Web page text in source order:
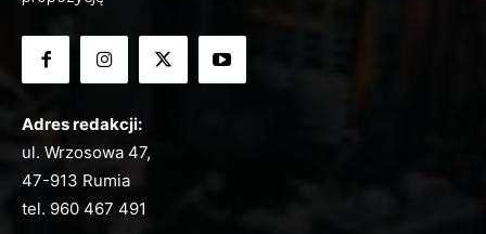
Adres redakcji:
ul. Wrzosowa 47,
47-913 Rumia
tel. 960 467 491